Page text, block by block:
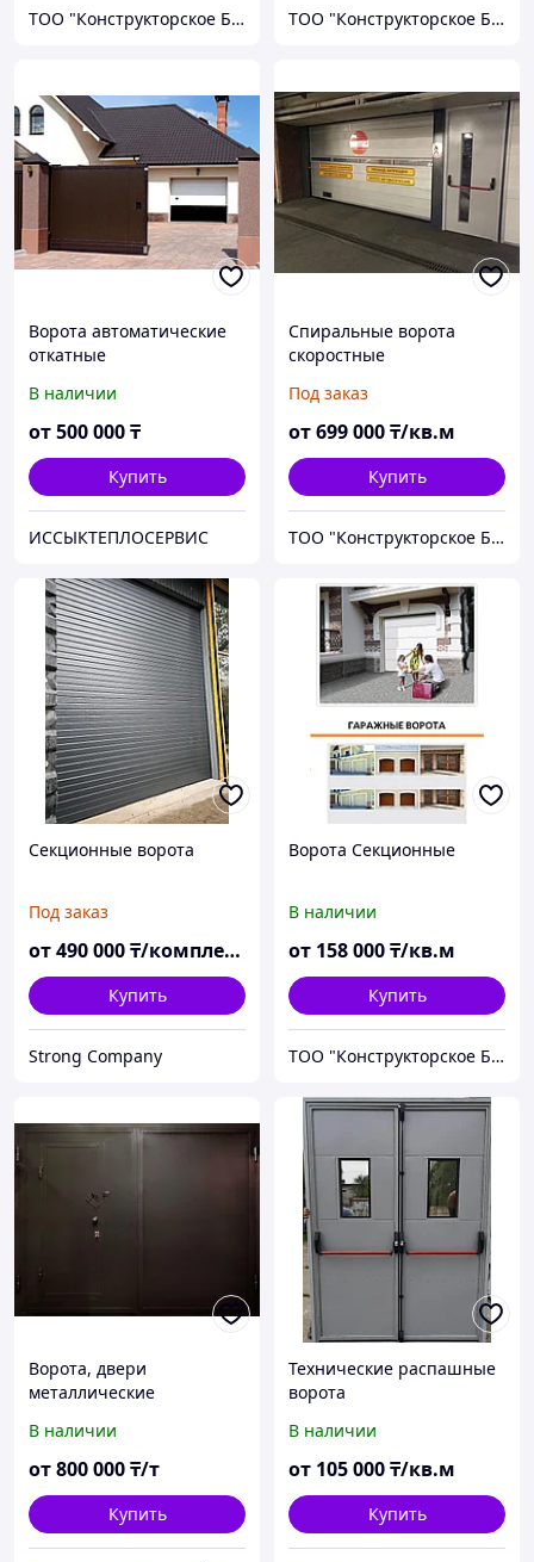
ТОО "Конструкторское Бюро ШЛИМУТ" ТОО "Конструкторское Бюро ШЛИМУТ"
Ворота автоматические
откатные
В наличии
от500 000₸
Купить
ИССЫКТЕПЛОСЕРВИС
Спиральные ворота
скоростные
Под заказ
от699 000₸/кв.м
Купить
ТОО "Конструкторское Бюро ШЛИМУТ"
Секционные ворота
Под заказ
от490 000₸/комплект
Купить
Strong Company
Ворота Секционные
В наличии
от 158 000₸/кв.м
Купить
ТОО "Конструкторское Бюро ШЛИМУТ"
Ворота, двери
металлические
В наличии
от800 000₸/т
Купить
Технические распашные
ворота
В наличии
от 105 000₸/кв.м
Купить